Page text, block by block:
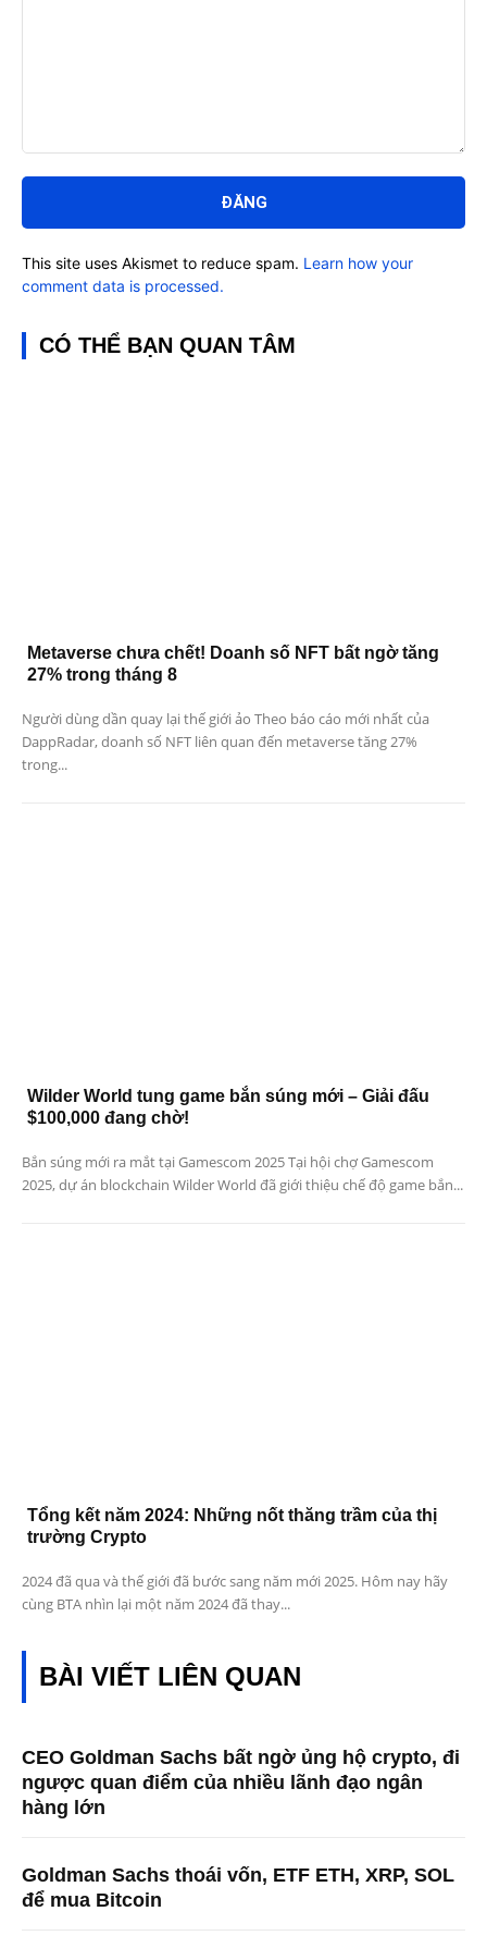
luận:
This site uses Akismet to reduce spam. Learn how your
comment data is processed.
CÓ THỂ BẠN QUAN TÂM
Metaverse chưa chết! Doanh số NFT bất ngờ tăng
27% trong tháng 8
Người dùng dần quay lại thế giới ảo Theo báo cáo mới nhất của
DappRadar, doanh số NFT liên quan đến metaverse tăng 27%
trong...
Wilder World tung game bắn súng mới – Giải đấu
$100,000 đang chờ!
Bắn súng mới ra mắt tại Gamescom 2025 Tại hội chợ Gamescom
2025, dự án blockchain Wilder World đã giới thiệu chế độ game bắn...
Tổng kết năm 2024: Những nốt thăng trầm của thị
trường Crypto
2024 đã qua và thế giới đã bước sang năm mới 2025. Hôm nay hãy
cùng BTA nhìn lại một năm 2024 đã thay...
BÀI VIẾT LIÊN QUAN
CEO Goldman Sachs bất ngờ ủng hộ crypto, đi
ngược quan điểm của nhiều lãnh đạo ngân
hàng lớn
Goldman Sachs thoái vốn, ETF ETH, XRP, SOL
để mua Bitcoin